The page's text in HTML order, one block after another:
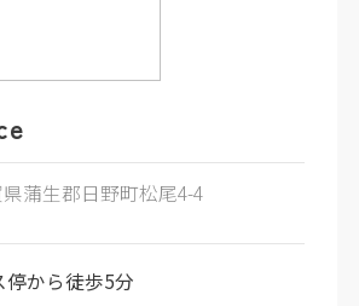
蒲生郡日野町松尾4-4
停から徒歩5分